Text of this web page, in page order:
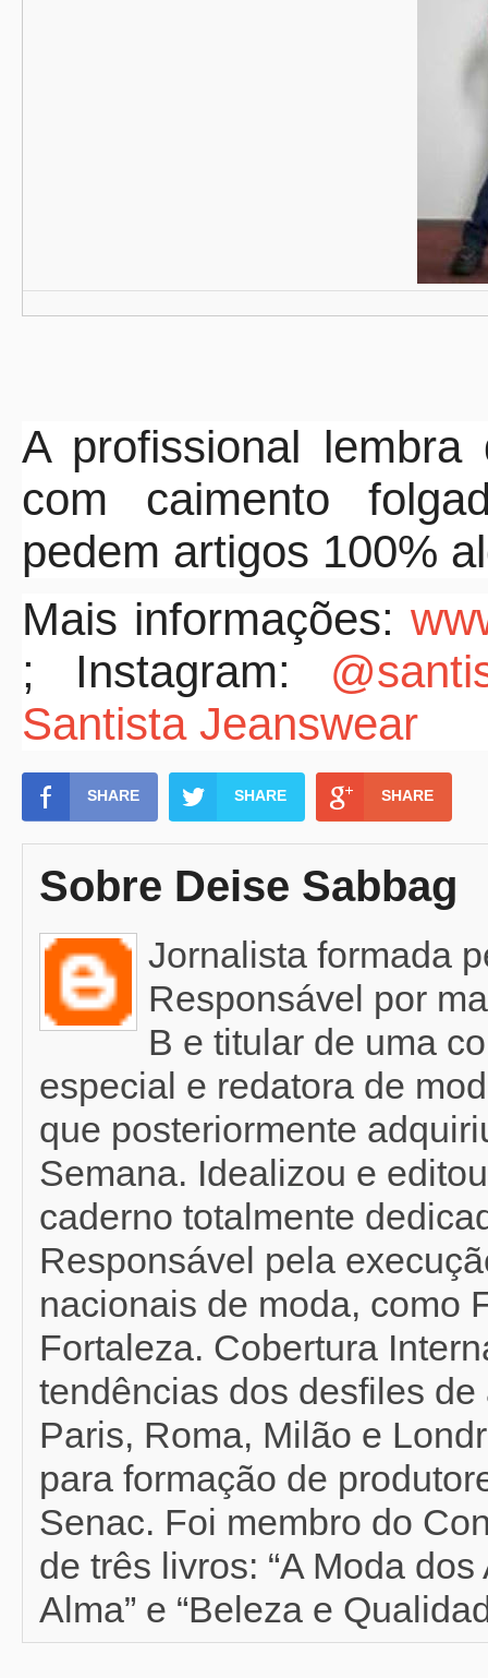
A profissional
com caimento
pedem artigos 100%
Mais informações:
; Instagram:
Santista Jeanswear
SHARE SHARE SHARE
Sobre Deise Sabbag
Jornalista formada
Responsável por
B e titular de uma
especial e redatora de
que posteriormente
Semana. Idealizou e
caderno totalmente
Responsável pela
nacionais de moda, como
Fortaleza. Cobertura
tendências dos desfiles
Paris, Roma, Milão e
para formação de
Senac. Foi membro do
de três livros: “A Moda
Alma” e “Beleza e